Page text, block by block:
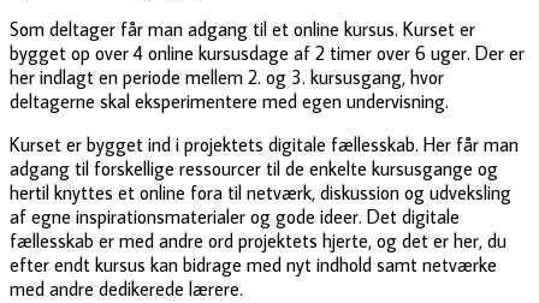
Som deltager får man adgang til et online kursus. Kurset er
bygget op over 4 online kursusdage af 2 timer over 6 uger. Der er
her indlagt en periode mellem 2. og 3. kursusgang, hvor
deltagerne skal eksperimentere med egen undervisning.
Kurset er bygget ind i projektets digitale fællesskab. Her får man
adgang til forskellige ressourcer til de enkelte kursusgange og
hertil knyttes et online fora til netværk, diskussion og udveksling
af egne inspirationsmaterialer og gode ideer. Det digitale
fællesskab er med andre ord projektets hjerte, og det er her, du
efter endt kursus kan bidrage med nyt indhold samt netværke
med andre dedikerede lærere.